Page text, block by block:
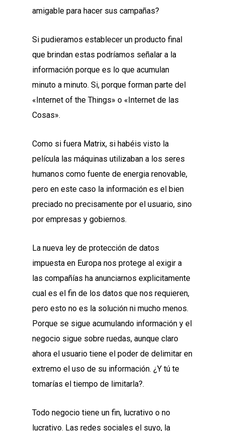
amigable para hacer sus campañas?
Si pudieramos establecer un producto final
que brindan estas podríamos señalar a la
información porque es lo que acumulan
minuto a minuto. Si, porque forman parte del
«Internet of the Things» o «Internet de las
Cosas».
Como si fuera Matrix, si habéis visto la
película las máquinas utilizaban a los seres
humanos como fuente de energia renovable,
pero en este caso la información es el bien
preciado no precisamente por el usuario, sino
por empresas y gobiernos.
La nueva ley de protección de datos
impuesta en Europa nos protege al exigir a
las compañías ha anunciarnos explicitamente
cual es el fin de los datos que nos requieren,
pero esto no es la solución ni mucho menos.
Porque se sigue acumulando información y el
negocio sigue sobre ruedas, aunque claro
ahora el usuario tiene el poder de delimitar en
extremo el uso de su información. ¿Y tú te
tomarías el tiempo de limitarla?.
Todo negocio tiene un fin, lucrativo o no
lucrativo. Las redes sociales el suyo, la